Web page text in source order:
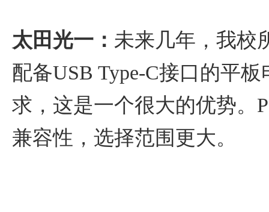
太田光一： 未来几年，我校
配备USB Type-C接口的平
求，这是一个很大的优势。
兼容性，选择范围更大。